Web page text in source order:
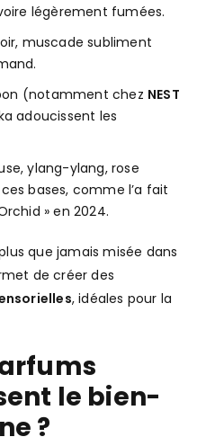
légèrement fumées.
muscade subliment
(notamment chez NEST
adoucissent les
ylang-ylang, rose
bases, comme l’a fait
» en 2024.
que jamais misée dans
de créer des
, idéales pour la
le bien-
?